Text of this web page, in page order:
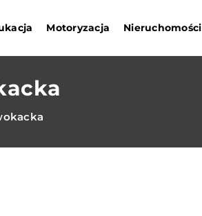
Motoryzacja Nieruchomości